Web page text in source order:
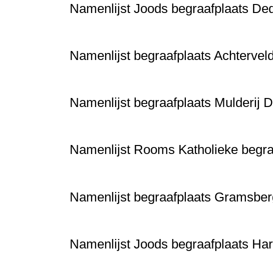
Namenlijst Joods begraafplaats
Namenlijst begraafplaats
Namenlijst begraafplaats Mulderij
Namenlijst Rooms Katholieke
Namenlijst begraafplaats
Namenlijst Joods begraafplaats